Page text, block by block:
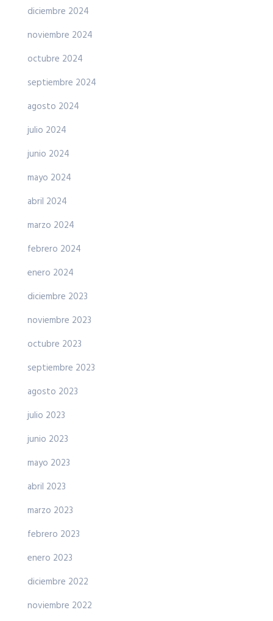
diciembre 2024
noviembre 2024
octubre 2024
septiembre 2024
agosto 2024
julio 2024
junio 2024
mayo 2024
abril 2024
marzo 2024
febrero 2024
enero 2024
diciembre 2023
noviembre 2023
octubre 2023
septiembre 2023
agosto 2023
julio 2023
junio 2023
mayo 2023
abril 2023
marzo 2023
febrero 2023
enero 2023
diciembre 2022
noviembre 2022